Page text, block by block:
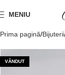
MENIU
Prima pagină Bijuterii
VÂNDUT